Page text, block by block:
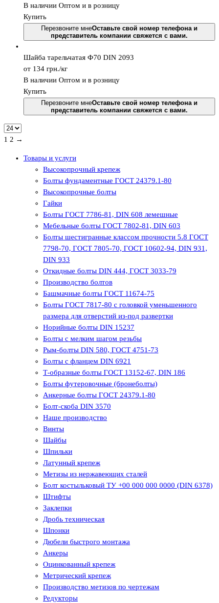
В наличии Оптом и в розницу
Купить
Перезвоните мнеОставьте свой номер телефона и
представитель компании свяжется с вами.
Шайба тарельчатая Ф70 DIN 2093
от 134 грн./кг
В наличии Оптом и в розницу
Купить
Перезвоните мнеОставьте свой номер телефона и
представитель компании свяжется с вами.
1 2 →
Товары и услуги
Высокопрочный крепеж
Болты фундаментные ГОСТ 24379.1-80
Высокопрочные болты
Гайки
Болты ГОСТ 7786-81, DIN 608 лемешные
Мебельные болты ГОСТ 7802-81, DIN 603
Болты шестигранные классом прочности 5.8 ГОСТ
7798-70, ГОСТ 7805-70, ГОСТ 10602-94, DIN 931,
DIN 933
Откидные болты DIN 444, ГОСТ 3033-79
Производство болтов
Башмачные болты ГОСТ 11674-75
Болты ГОСТ 7817-80 с головкой уменьшенного
размера для отверстий из-под развертки
Норийные болты DIN 15237
Болты с мелким шагом резьбы
Рым-болты DIN 580, ГОСТ 4751-73
Болты с фланцем DIN 6921
Т-образные болты ГОСТ 13152-67, DIN 186
Болты футеровочные (бронеболты)
Анкерные болты ГОСТ 24379.1-80
Болт-скоба DIN 3570
Наше производство
Винты
Шайбы
Шпильки
Латунный крепеж
Метизы из нержавеющих сталей
Болт костыльковый ТУ +00 000 000 0000 (DIN 6378)
Штифты
Заклепки
Дробь техническая
Шпонки
Дюбели быстрого монтажа
Анкеры
Оцинкованный крепеж
Метрический крепеж
Производство метизов по чертежам
Редукторы